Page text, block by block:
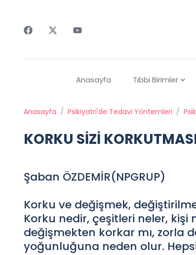
Anasayfa Tıbbi Birimler
Anasayfa / Psikiyatri'de Tedavi Yöntemleri /
KORKU SİZİ
Şaban ÖZDEMİR(NPGRUP)
Korku ve değişmek,
Korku nedir, çeşitleri neler, kişi
değişmekten korkar mı, zorla
yoğunluğuna neden olur.